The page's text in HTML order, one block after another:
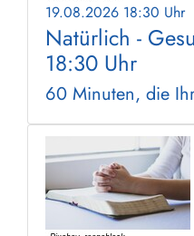
19.08.2026 18:30 Uhr
Natürlich -
18:30 Uhr
60 Minuten, die